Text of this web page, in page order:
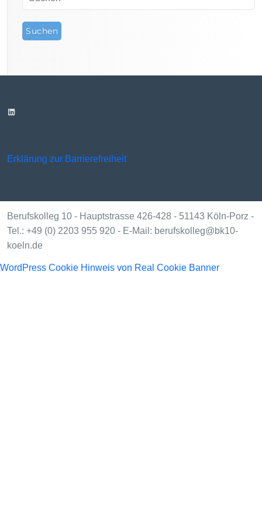
i
e
LinkedIn
Erklärung zur Barrierefreiheit
Berufskolleg 10 - Hauptstrasse 426-428 - 51143 Köln-Porz -
Tel.: +49 (0) 2203 955 920 - E-Mail: berufskolleg@bk10-
koeln.de
WordPress Cookie Hinweis von Real Cookie Banner